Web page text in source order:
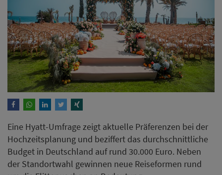
Eine Hyatt-Umfrage zeigt aktuelle Präferenzen bei der
Hochzeitsplanung und beziffert das durchschnittliche
Budget in Deutschland auf rund 30.000 Euro. Neben
der Standortwahl gewinnen neue Reiseformen rund